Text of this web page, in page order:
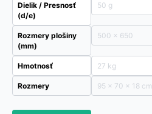
Dielik / Presnosť
(d/e)
50 g
Rozmery plošiny
(mm)
500 x 650
Hmotnosť 27 kg
Rozmery 95 × 70 × 18 cm